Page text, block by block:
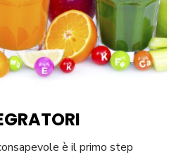
è il primo step